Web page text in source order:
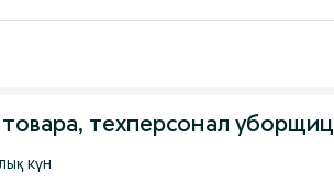
техперсонал уборщиц
күн